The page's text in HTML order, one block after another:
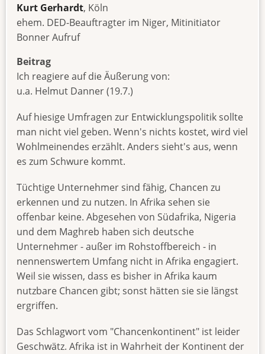
Kurt Gerhardt, Köln
ehem. DED-Beauftragter im Niger, Mitinitiator
Bonner Aufruf
Beitrag
Ich reagiere auf die Äußerung von:
u.a. Helmut Danner (19.7.)
Auf hiesige Umfragen zur Entwicklungspolitik sollte
man nicht viel geben. Wenn's nichts kostet, wird viel
Wohlmeinendes erzählt. Anders sieht's aus, wenn
es zum Schwure kommt.
Tüchtige Unternehmer sind fähig, Chancen zu
erkennen und zu nutzen. In Afrika sehen sie
offenbar keine. Abgesehen von Südafrika, Nigeria
und dem Maghreb haben sich deutsche
Unternehmer - außer im Rohstoffbereich - in
nennenswertem Umfang nicht in Afrika engagiert.
Weil sie wissen, dass es bisher in Afrika kaum
nutzbare Chancen gibt; sonst hätten sie sie längst
ergriffen.
Das Schlagwort vom "Chancenkontinent" ist leider
Geschwätz. Afrika ist in Wahrheit der Kontinent der